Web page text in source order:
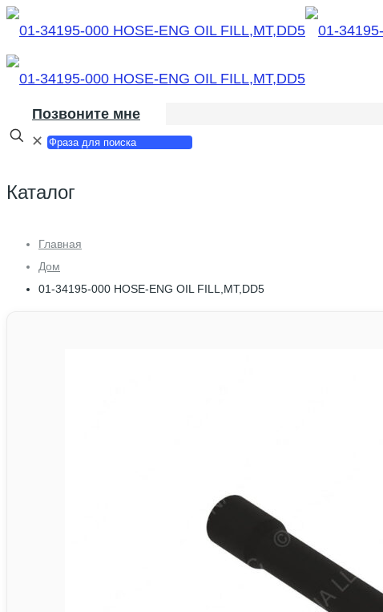
Позвоните мне
✕
Каталог
Главная
Дом
01-34195-000 HOSE-ENG OIL FILL,MT,DD5